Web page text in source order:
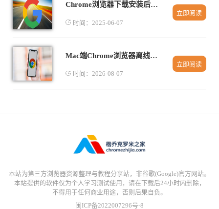
Chrome浏览器下载安装后如何调整页面显示
时间：2025-06-07
立即阅读
Mac端Chrome浏览器离线安装包使用经验分享
时间：2026-08-07
立即阅读
本站为第三方浏览器资源整理与教程分享站，非谷歌(Google)官方网站。
本站提供的软件仅为个人学习测试使用，请在下载后24小时内删除，
不得用于任何商业用途，否则后果自负。
闽ICP备2022007296号-8